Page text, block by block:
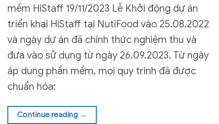
mềm HiStaff 19/11/2023 Lễ Khởi động dự án
triển khai HiStaff tại NutiFood vào 25.08.2022
và ngày dự án đã chính thức nghiệm thu và
đưa vào sử dụng từ ngày 26.09.2023. Từ ngày
áp dụng phần mềm, mọi quy trình đã được
chuẩn hóa:
Continue reading →